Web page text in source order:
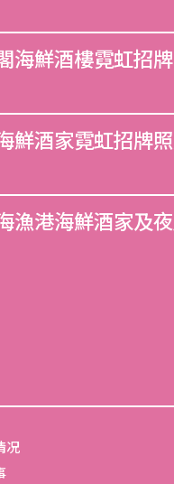
海鮮酒樓霓虹招
鮮酒家霓虹招牌
漁港海鮮酒家及
况